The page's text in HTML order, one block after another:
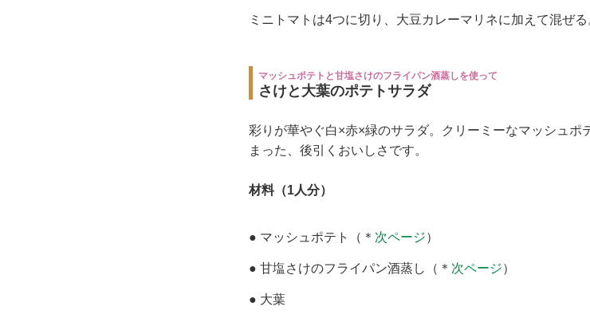
ミニトマトは4つに切り、大豆カレーマリネに加えて混ぜる
マッシュポテトと甘塩さけのフライパン酒蒸しを使って
さけと大葉のポテトサラダ
彩りが華やぐ白×赤×緑のサラダ。クリーミーなマッシュポ
まった、後引くおいしさです。
材料（1人分）
● マッシュポテト（＊ 次ページ）
● 甘塩さけのフライパン酒蒸し（＊ 次ページ）
● 大葉